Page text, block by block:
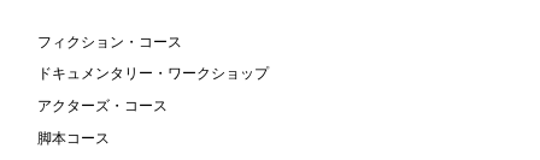
フィクション・コース
ドキュメンタリー・ワークショップ
アクターズ・コース
脚本コース